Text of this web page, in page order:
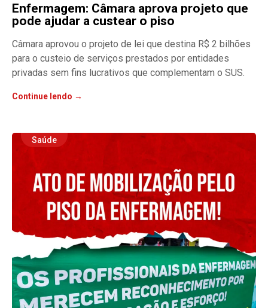
Enfermagem: Câmara aprova projeto que
pode ajudar a custear o piso
Câmara aprovou o projeto de lei que destina R$ 2 bilhões
para o custeio de serviços prestados por entidades
privadas sem fins lucrativos que complementam o SUS.
Continue lendo →
Saúde